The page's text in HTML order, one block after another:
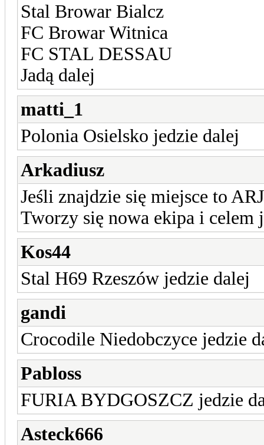
Stal Browar Bialcz
FC Browar Witnica
FC STAL DESSAU
Jadą dalej
matti_1
Polonia Osielsko jedzie dalej
Arkadiusz
Jeśli znajdzie się miejsce to
Tworzy się nowa ekipa i
Kos44
Stal H69 Rzeszów jedzie dalej
gandi
Crocodile Niedobczyce jedzie
Pabloss
FURIA BYDGOSZCZ jedzie
Asteck666